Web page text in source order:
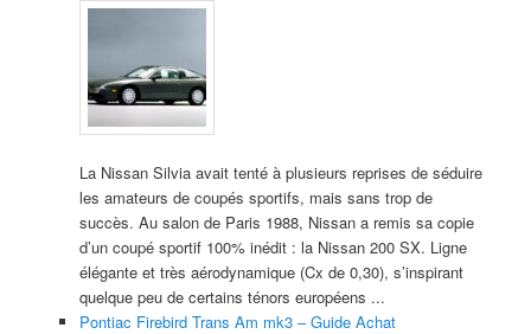
La Nissan Silvia avait tenté à plusieurs reprises de séduire
les amateurs de coupés sportifs, mais sans trop de
succès. Au salon de Paris 1988, Nissan a remis sa copie
d’un coupé sportif 100% inédit : la Nissan 200 SX. Ligne
élégante et très aérodynamique (Cx de 0,30), s’inspirant
quelque peu de certains ténors européens ...
Pontiac Firebird Trans Am mk3 – Guide Achat